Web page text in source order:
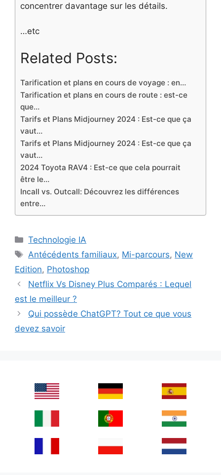
concentrer davantage sur les détails.
…etc
Related Posts:
Tarification et plans en cours de voyage : en…
Tarification et plans en cours de route : est-ce
que…
Tarifs et Plans Midjourney 2024 : Est-ce que ça
vaut…
Tarifs et Plans Midjourney 2024 : Est-ce que ça
vaut…
2024 Toyota RAV4 : Est-ce que cela pourrait
être le…
Incall vs. Outcall: Découvrez les différences
entre…
Categories
Technologie IA
Tags
Antécédents familiaux, Mi-parcours, New
Edition, Photoshop
Netflix Vs Disney Plus Comparés : Lequel
est le meilleur ?
Qui possède ChatGPT? Tout ce que vous
devez savoir